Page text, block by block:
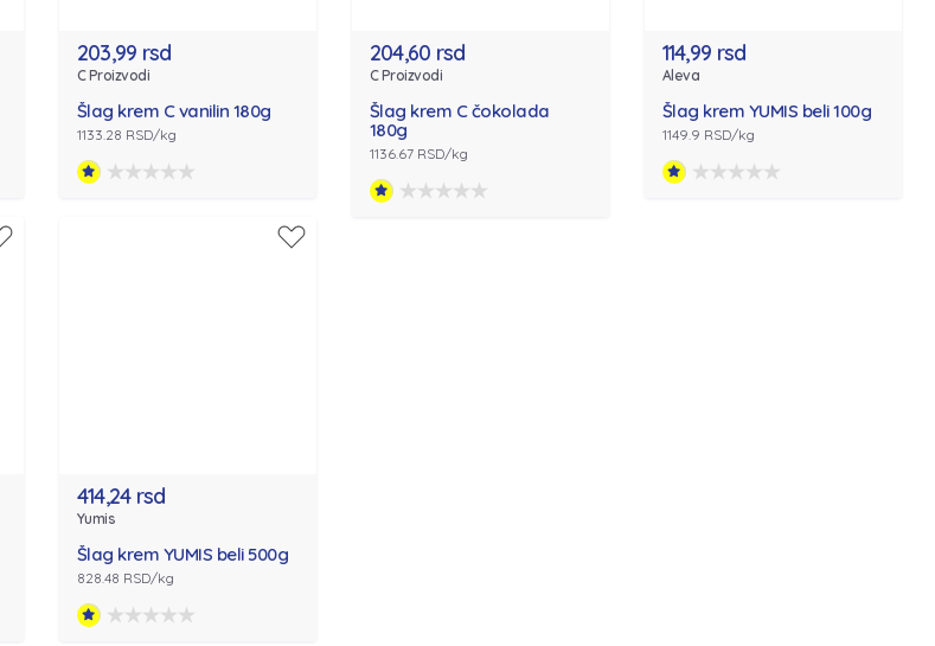
203,99 rsd
C Proizvodi
Šlag krem C vanilin 180g
1133.28 RSD/kg
204,60 rsd
C Proizvodi
Šlag krem C čokolada
180g
1136.67 RSD/kg
114,99 rsd
Aleva
Šlag krem YUMIS beli 100g
1149.9 RSD/kg
414,24 rsd
Yumis
Šlag krem YUMIS beli 500g
828.48 RSD/kg